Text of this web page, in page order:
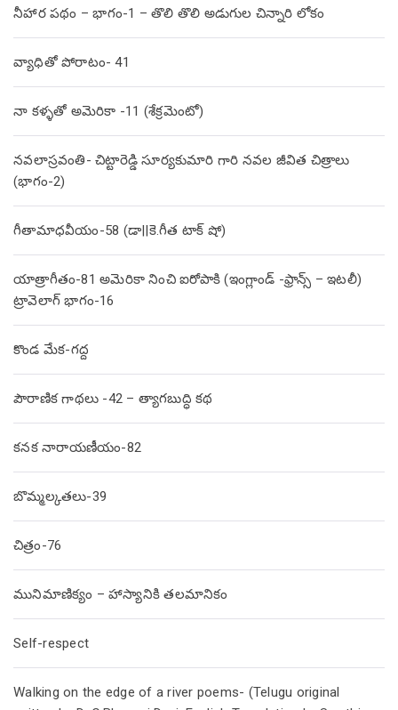
నీహార పథం – భాగం-1 – తొలి తొలి అడుగుల చిన్నారి లోకం
వ్యాధితో పోరాటం- 41
నా కళ్ళతో అమెరికా -11 (శేక్రమెంటో)
నవలాస్రవంతి- చిట్టారెడ్డి సూర్యకుమారి గారి నవల జీవిత చిత్రాలు
(భాగం-2)
గీతామాధవీయం-58 (డా||కె.గీత టాక్ షో)
యాత్రాగీతం-81 అమెరికా నించి ఐరోపాకి (ఇంగ్లాండ్ -ఫ్రాన్స్ – ఇటలీ)
ట్రావెలాగ్ భాగం-16
కొండ మేక-గద్ద
పౌరాణిక గాథలు -42 – త్యాగబుద్ధి కథ
కనక నారాయణీయం-82
బొమ్మల్కతలు-39
చిత్రం-76
మునిమాణిక్యం – హాస్యానికి తలమానికం
Self-respect
Walking on the edge of a river poems- (Telugu original